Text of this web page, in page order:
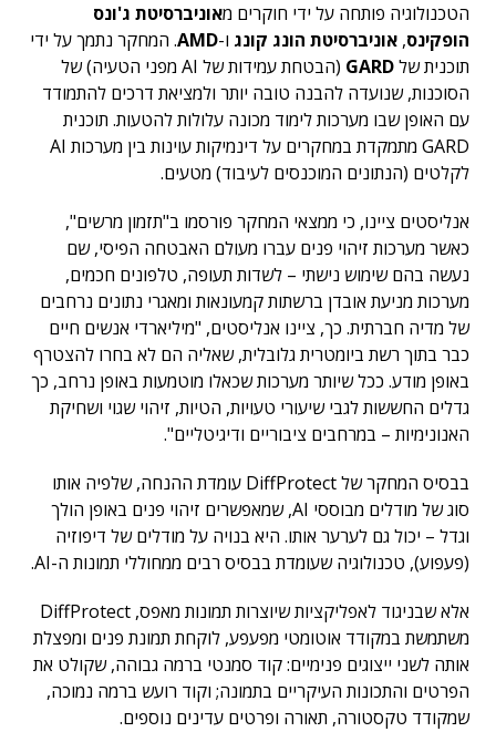
הטכנולוגיה פותחה על ידי חוקרים מאוניברסיטת ג'ונס
הופקינס, אוניברסיטת הונג קונג ו-AMD. המחקר נתמך על ידי
תוכנית שלGARD
(הבטחת עמידות של AI מפני הטעיה) של
הסוכנות, שנועדה להבנה טובה יותר ולמציאת דרכים להתמודד
עם האופן שבו מערכות לימוד מכונה עלולות להטעות. תוכנית
GARD מתמקדת במחקרים על דינמיקות עוינות בין מערכות AI
לקלטים (הנתונים המוכנסים לעיבוד) מטעים.
אנליסטים ציינו, כי ממצאי המחקר פורסמו ב"תזמון מרשים",
כאשר מערכות זיהוי פנים עברו מעולם האבטחה הפיסי, שם
נעשה בהם שימוש נישתי – לשדות תעופה, טלפונים חכמים,
מערכות מניעת אובדן ברשתות קמעונאות ומאגרי נתונים נרחבים
של מדיה חברתית. כך, ציינו אנליסטים, "מיליארדי אנשים חיים
כבר בתוך רשת ביומטרית גלובלית, שאליה הם לא בחרו להצטרף
באופן מודע. ככל שיותר מערכות שכאלו מוטמעות באופן נרחב, כך
גדלים החששות לגבי שיעורי טעויות, הטיות, זיהוי שגוי ושחיקת
האנונימיות – במרחבים ציבוריים ודיגיטליים".
בבסיס המחקר של DiffProtect עומדת ההנחה, שלפיה אותו
סוג של מודלים מבוססי AI, שמאפשרים זיהוי פנים באופן הולך
וגדל – יכול גם לערער אותו. היא בנויה על מודלים של דיפוזיה
(פעפוע), טכנולוגיה שעומדת בבסיס רבים ממחוללי תמונות ה-AI.
אלא שבניגוד לאפליקציות שיוצרות תמונות מאפס, DiffProtect
משתמשת במקודד אוטומטי מפעפע, לוקחת תמונת פנים ומפצלת
אותה לשני ייצוגים פנימיים: קוד סמנטי ברמה גבוהה, שקולט את
הפרטים והתכונות העיקריים בתמונה; וקוד רועש ברמה נמוכה,
שמקודד טקסטורה, תאורה ופרטים עדינים נוספים.